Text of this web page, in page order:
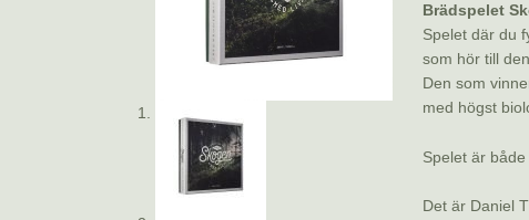
Brädspelet
Spelet där du
som hör till den.
Den som
med högst
Spelet är
Det är Daniel